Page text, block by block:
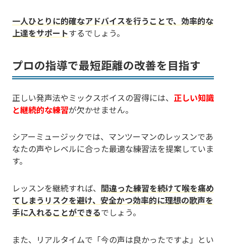
一人ひとりに的確なアドバイスを行うことで、効率的な
上達をサポートするでしょう。
プロの指導で最短距離の改善を目指す
正しい発声法やミックスボイスの習得には、 正しい知識
と継続的な練習が欠かせません。
シアーミュージックでは、マンツーマンのレッスンであ
なたの声やレベルに合った最適な練習法を提案していま
す。
レッスンを継続すれば、 間違った練習を続けて喉を痛め
てしまうリスクを避け、安全かつ効率的に理想の歌声を
手に入れることができるでしょう。
また、リアルタイムで「今の声は良かったですよ」とい